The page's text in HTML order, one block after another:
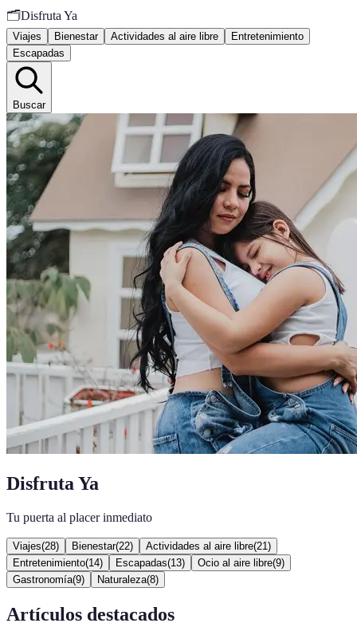
🗂️Disfruta Ya
Viajes Bienestar Actividades al aire libre
Entretenimiento
Escapadas
Buscar
Disfruta Ya
Tu puerta al placer inmediato
Viajes(28) Bienestar(22) Actividades al aire libre(21 )
Entretenimiento(14) Escapadas(13) Ocio al aire libre(9)
Gastronomía(9) Naturaleza(8)
Artículos destacados